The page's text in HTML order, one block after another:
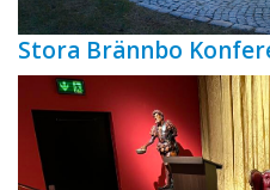
Stora Brännbo